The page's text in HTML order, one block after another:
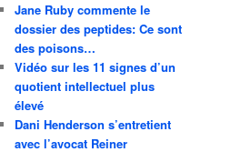
Jane Ruby commente le
dossier des peptides: Ce sont
des poisons…
Vidéo sur les 11 signes d’un
quotient intellectuel plus
élevé
Dani Henderson s’entretient
avec l’avocat Reiner